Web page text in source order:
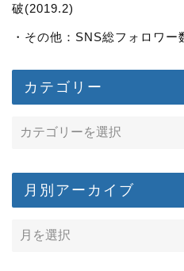
破(2019.2)
・その他：SNS総フォロワー
カテゴリー
月別アーカイブ